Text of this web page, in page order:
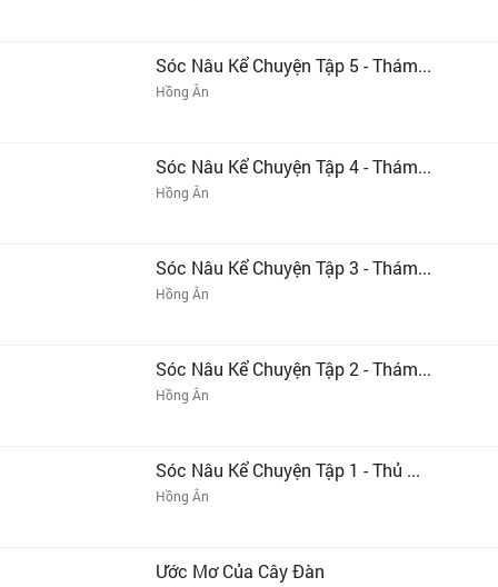
Sóc Nâu Kể Chuyện Tập 5 - Thám...
Hồng Ân
Sóc Nâu Kể Chuyện Tập 4 - Thám...
Hồng Ân
Sóc Nâu Kể Chuyện Tập 3 - Thám...
Hồng Ân
Sóc Nâu Kể Chuyện Tập 2 - Thám...
Hồng Ân
Sóc Nâu Kể Chuyện Tập 1 - Thủ ...
Hồng Ân
Ước Mơ Của Cây Đàn